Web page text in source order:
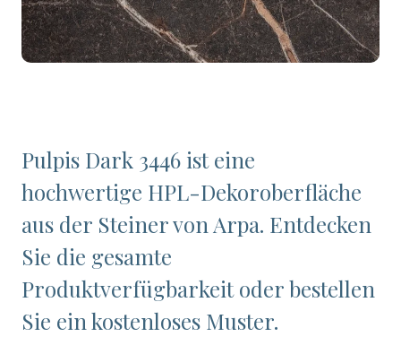
Pulpis Dark 3446 ist eine
hochwertige HPL-Dekoroberfläche
aus der Steiner von Arpa. Entdecken
Sie die gesamte
Produktverfügbarkeit oder bestellen
Sie ein kostenloses Muster.